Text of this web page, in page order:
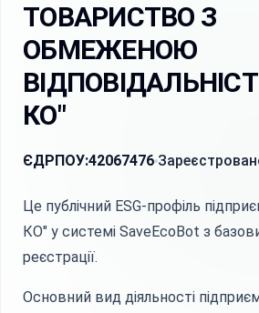
ТОВАРИСТВО З
ОБМЕЖЕНОЮ
КО"
ЄДРПОУ:42067476
Це публічний ESG-профіль
КО" у системі SaveEcoBot з
реєстрації.
Основний вид діяльності